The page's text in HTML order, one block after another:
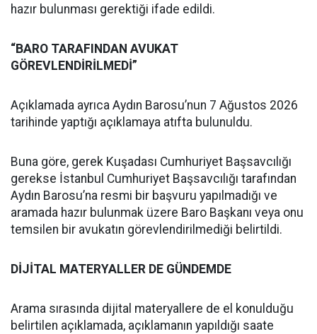
hazır bulunması gerektiği ifade edildi.
“BARO TARAFINDAN AVUKAT
GÖREVLENDİRİLMEDİ”
Açıklamada ayrıca Aydın Barosu’nun 7 Ağustos 2026
tarihinde yaptığı açıklamaya atıfta bulunuldu.
Buna göre, gerek Kuşadası Cumhuriyet Başsavcılığı
gerekse İstanbul Cumhuriyet Başsavcılığı tarafından
Aydın Barosu’na resmi bir başvuru yapılmadığı ve
aramada hazır bulunmak üzere Baro Başkanı veya onu
temsilen bir avukatın görevlendirilmediği belirtildi.
DİJİTAL MATERYALLER DE GÜNDEMDE
Arama sırasında dijital materyallere de el konulduğu
belirtilen açıklamada, açıklamanın yapıldığı saate